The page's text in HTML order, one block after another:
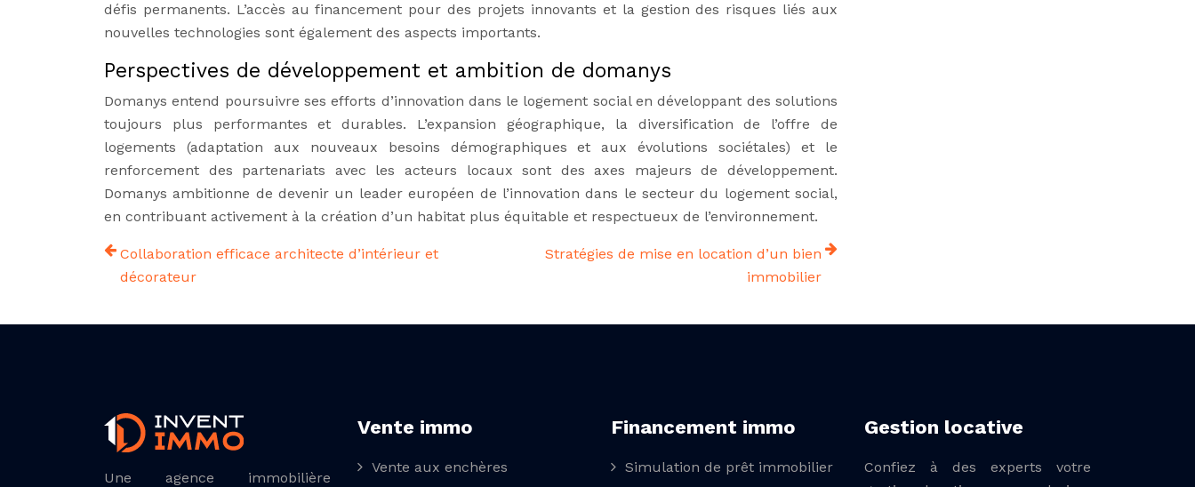
défis permanents. L’accès au financement pour des projets innovants et la gestion des risques liés aux
nouvelles technologies sont également des aspects importants.
Perspectives de développement et ambition de domanys
Domanys entend poursuivre ses efforts d’innovation dans le logement social en développant des solutions
toujours plus performantes et durables. L’expansion géographique, la diversification de l’offre de
logements (adaptation aux nouveaux besoins démographiques et aux évolutions sociétales) et le
renforcement des partenariats avec les acteurs locaux sont des axes majeurs de développement.
Domanys ambitionne de devenir un leader européen de l’innovation dans le secteur du logement social,
en contribuant activement à la création d’un habitat plus équitable et respectueux de l’environnement.
Collaboration efficace architecte d’intérieur et
décorateur
Stratégies de mise en location d’un bien
immobilier
Une agence immobilière
Vente immo
Vente aux enchères
Financement immo
Simulation de prêt immobilier
Gestion locative
Confiez à des experts votre